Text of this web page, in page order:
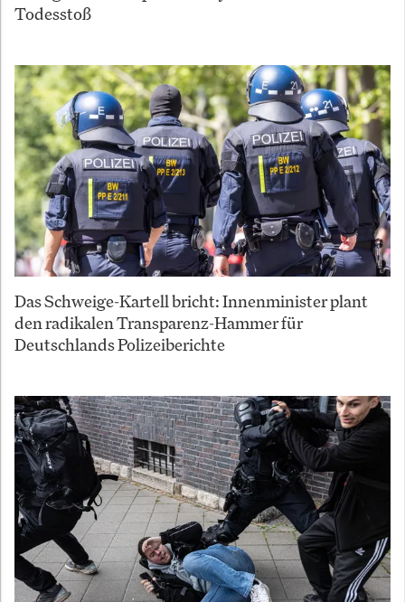
Todesstoß
Das Schweige-Kartell bricht: Innenminister plant
den radikalen Transparenz-Hammer für
Deutschlands Polizeiberichte